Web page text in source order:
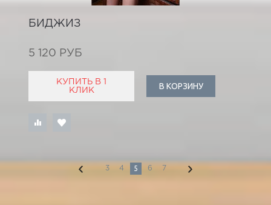
БИДЖИЗ
5 120 РУБ
КУПИТЬ В 1
КЛИК
В КОРЗИНУ
3 4 5 6 7